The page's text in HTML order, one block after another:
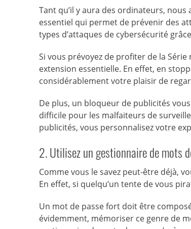
Tant qu’il y aura des ordinateurs,
essentiel qui permet de prévenir des
types d’attaques de cybersécurité
Si vous prévoyez de profiter de la
extension essentielle. En effet, en
considérablement votre plaisir de
De plus, un bloqueur de publicités
difficile pour les malfaiteurs de
publicités, vous personnalisez votre
2. Utilisez un gestionnaire de mots
Comme vous le savez peut-être déjà,
En effet, si quelqu’un tente de vous
Un mot de passe fort doit être
évidemment, mémoriser ce genre de